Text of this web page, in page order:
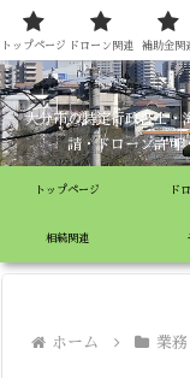
ミ
大分市の特定行政書士
請・ドローン許可
トップページ ド
相続関連
ホーム 業務
トップページ ドローン関連 補助金関